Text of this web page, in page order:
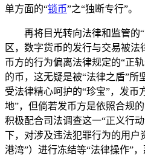
单方面的“锁币”之“独断专行”。
再将目光转向法律和监管的
区，数字货币的发行与交易被法
币方的行为偏离法律规定的“正
的币，这无疑是被“法律之盾”所
受法律精心呵护的“珍宝”，发币
地”，但倘若发币方是依照合规
积极配合司法调查这一“正义行
下，对涉及违法犯罪行为的用户
港湾”）进行冻结等“法律操作”，